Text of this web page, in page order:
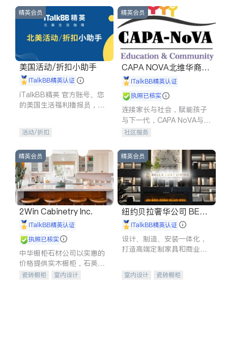
石。
建筑合同、刑事案件全包办
信托/遗嘱
商业
索赔
律师-其它 保释
精英会员
美国活动/折扣小助手
iTalkBB精英认证
iTalkBB精英 官方账号。您
的美国生活福利播报员，精
专属福利。
活动/折扣
精英会员
CAPA NOVA北维华裔家
长会iTalkBB精英认证
执照已核实
连接家长与社会，赋能孩子
与下一代，CAPA NoVA与您
携手建设包容、公平、充满
社区服务
精英会员
2Win Cabinetry Inc.
iTalkBB精英认证
执照已核实
中华橱柜石材公司以实惠的
价格提供实木橱柜，石英石
台面，多种优质不锈钢水
瓷砖橱柜
室内设计
精英会员
纽约贝拉奢华公司 BELL
A LUXE
iTalkBB精英认证
设计、制造、安装一体化，
打造高端定制家具和商业空
室内设计
瓷砖橱柜